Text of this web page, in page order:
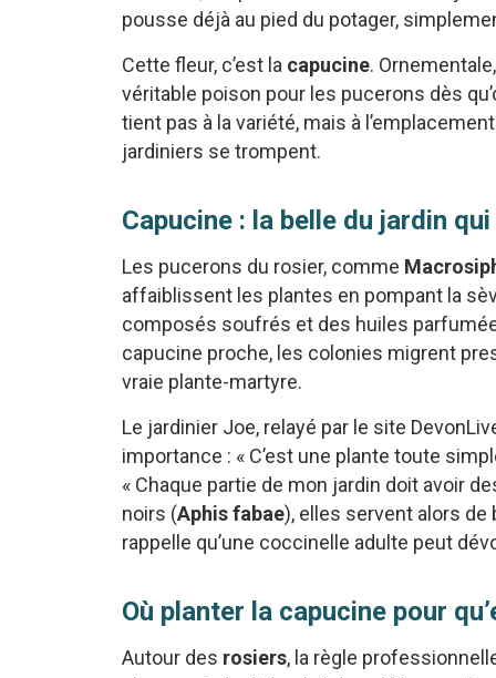
pousse déjà au pied du potager,
Cette fleur, c’est la capucine.
véritable poison pour les pucerons dès
tient pas à la variété, mais à
jardiniers se trompent.
Capucine : la belle du jardin
Les pucerons du rosier, comme
affaiblissent les plantes en pompant la
composés soufrés et des huiles
capucine proche, les colonies migrent
vraie plante-martyre.
Le jardinier Joe, relayé par le site
importance : « C’est une plante toute
« Chaque partie de mon jardin doit avoir
noirs (Aphis fabae), elles servent alors de
rappelle qu’une coccinelle adulte peut
Où planter la capucine pour
Autour des rosiers, la règle